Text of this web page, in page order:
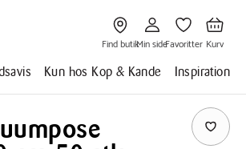
Gå
til
Find
butik
Find butik
til
Min
side
Min side
til
Favoritter
Favoritter
til
Kurv
Kurv
Kun hos Kop & Kande Inspiration